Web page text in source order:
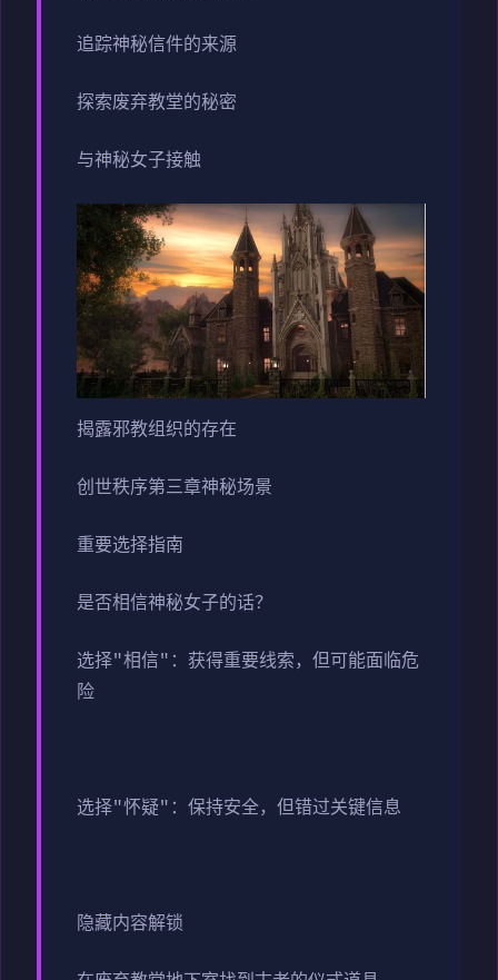
追踪神秘信件的来源
探索废弃教堂的秘密
与神秘女子接触
揭露邪教组织的存在
创世秩序第三章神秘场景
重要选择指南
是否相信神秘女子的话？
选择"相信"：获得重要线索，但可能面临危
险
选择"怀疑"：保持安全，但错过关键信息
隐藏内容解锁